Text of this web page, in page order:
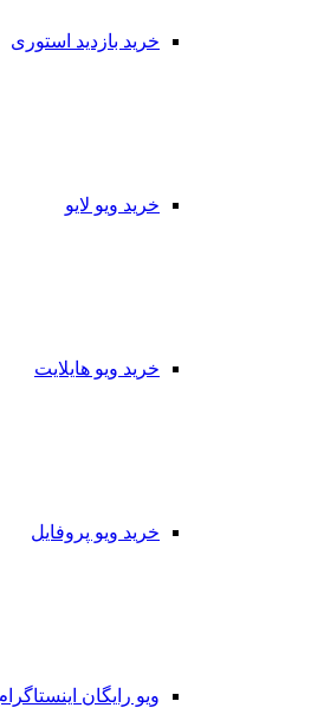
خرید بازدید استوری
خرید ویو لایو
خرید ویو هایلایت
خرید ویو پروفایل
ویو رایگان